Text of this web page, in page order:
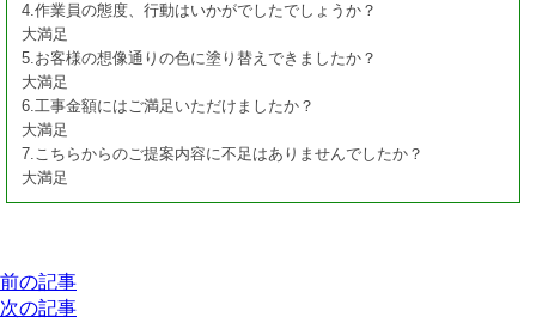
4.作業員の態度、行動はいかがでしたでしょうか？
大満足
5.お客様の想像通りの色に塗り替えできましたか？
大満足
6.工事金額にはご満足いただけましたか？
大満足
7.こちらからのご提案内容に不足はありませんでしたか？
大満足
前の記事
次の記事